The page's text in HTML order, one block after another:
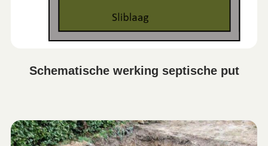
Schematische werking septische put